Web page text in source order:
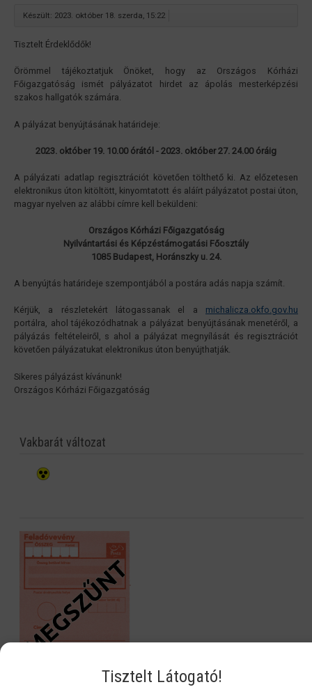
Készült: 2023. október 18. szerda, 15:22
Tisztelt Érdeklődők!
Örömmel tájékoztatjuk Önöket, hogy az Országos Kórházi
Főigazgatóság ismét pályázatot hirdet az ápolás mesterképzési
szakos hallgatók számára.
A pályázat benyújtásának határideje:
2023. október 19. 10.00 órától - 2023. október 27. 24.00 óráig
A pályázati adatlap regisztrációt követően tölthető ki. Az előzetesen
elektronikus úton kitöltött, kinyomtatott és aláírt pályázatot postai úton,
magyar nyelven az alábbi címre kell beküldeni:
Országos Kórházi Főigazgatóság
Nyilvántartási és Képzéstámogatási Főosztály
1085 Budapest, Horánszky u. 24.
A benyújtás határideje szempontjából a postára adás napja számít.
Kérjük, a részletekért látogassanak el a michalicza.okfo.gov.hu
portálra, ahol tájékozódhatnak a pályázat benyújtásának menetéről, a
pályázás feltételeiről, s ahol a pályázat megnyílását és regisztrációt
követően pályázatukat elektronikus úton benyújthatják.
Sikeres pályázást kívánunk!
Országos Kórházi Főigazgatóság
Vakbarát változat
Tisztelt Látogató!